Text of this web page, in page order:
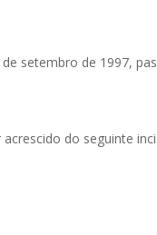
de setembro de 1997,
do seguinte